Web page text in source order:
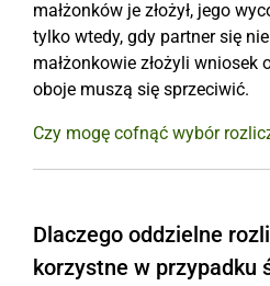
małżonków je złożył, jego
tylko wtedy, gdy partner się
małżonkowie złożyli wniosek
oboje muszą się sprzeciwić.
Czy mogę cofnąć wybór
Dlaczego oddzielne
korzystne w przypadku